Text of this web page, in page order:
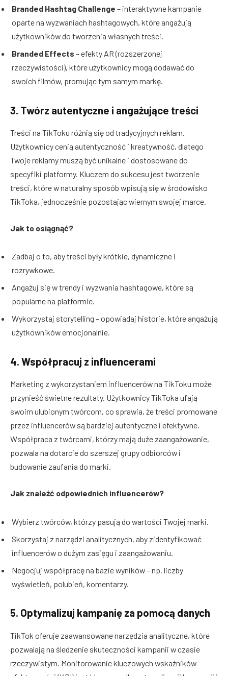
Branded Hashtag Challenge – interaktywne kampanie
oparte na wyzwaniach hashtagowych, które angażują
użytkowników do tworzenia własnych treści.
Branded Effects – efekty AR (rozszerzonej
rzeczywistości), które użytkownicy mogą dodawać do
swoich filmów, promując tym samym markę.
3. Twórz autentyczne i angażujące treści
Treści na TikToku różnią się od tradycyjnych reklam.
Użytkownicy cenią autentyczność i kreatywność, dlatego
Twoje reklamy muszą być unikalne i dostosowane do
specyfiki platformy. Kluczem do sukcesu jest tworzenie
treści, które w naturalny sposób wpisują się w środowisko
TikToka, jednocześnie pozostając wiernym swojej marce.
Jak to osiągnąć?
Zadbaj o to, aby treści były krótkie, dynamiczne i
rozrywkowe.
Angażuj się w trendy i wyzwania hashtagowe, które są
popularne na platformie.
Wykorzystaj storytelling – opowiadaj historie, które angażują
użytkowników emocjonalnie.
4. Współpracuj z influencerami
Marketing z wykorzystaniem influencerów na TikToku może
przynieść świetne rezultaty. Użytkownicy TikToka ufają
swoim ulubionym twórcom, co sprawia, że treści promowane
przez influencerów są bardziej autentyczne i efektywne.
Współpraca z twórcami, którzy mają duże zaangażowanie,
pozwala na dotarcie do szerszej grupy odbiorców i
budowanie zaufania do marki.
Jak znaleźć odpowiednich influencerów?
Wybierz twórców, którzy pasują do wartości Twojej marki.
Skorzystaj z narzędzi analitycznych, aby zidentyfikować
influencerów o dużym zasięgu i zaangażowaniu.
Negocjuj współpracę na bazie wyników – np. liczby
wyświetleń, polubień, komentarzy.
5. Optymalizuj kampanię za pomocą danych
TikTok oferuje zaawansowane narzędzia analityczne, które
pozwalają na śledzenie skuteczności kampanii w czasie
rzeczywistym. Monitorowanie kluczowych wskaźników